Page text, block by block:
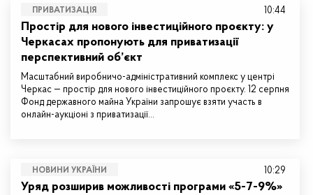
ПРИВАТИЗАЦІЯ
Простір для нового інвестиційного проєкту: у
Черкасах пропонують для приватизації
перспективний об’єкт
Масштабний виробничо-адміністративний комплекс у центрі
Черкас — простір для нового інвестиційного проєкту. 12 серпня
Фонд державного майна України запрошує взяти участь в
онлайн-аукціоні з приватизації…
10:44
НОВИНИ УКРАЇНИ
Уряд розширив можливості програми «5-7-9%»
10:29